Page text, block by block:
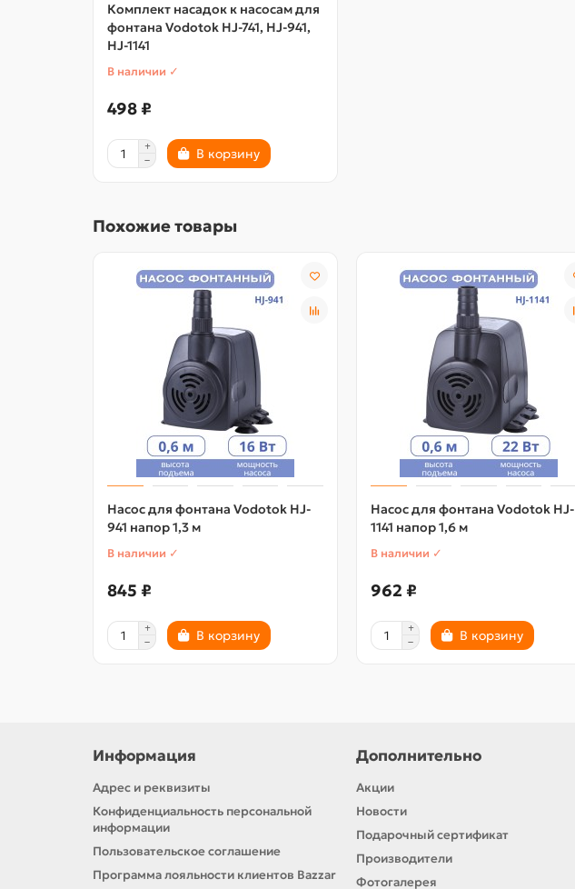
Комплект насадок к насосам для
фонтана Vodotok HJ-741, HJ-941,
HJ-1141
В наличии ✓
498 ₽
В корзину
Похожие товары
Насос для фонтана Vodotok HJ-
941 напор 1,3 м
В наличии ✓
845 ₽
В корзину
Насос для фонтана Vodotok HJ-
1141 напор 1,6 м
В наличии ✓
962 ₽
В корзину
Информация
Адрес и реквизиты
Конфиденциальность персональной
информации
Пользовательское соглашение
Программа лояльности клиентов Bazzar
Дополнительно
Акции
Новости
Подарочный сертификат
Производители
Фотогалерея